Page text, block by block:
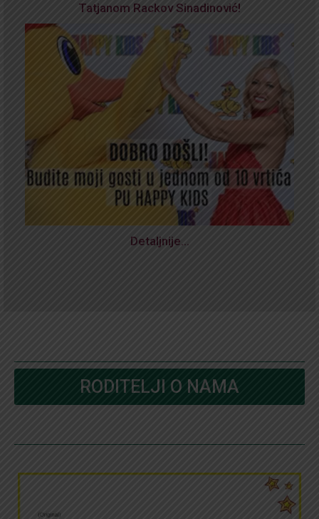
Tatjanom Rackov Sinadinović!
Detaljnije…
RODITELJI O NAMA